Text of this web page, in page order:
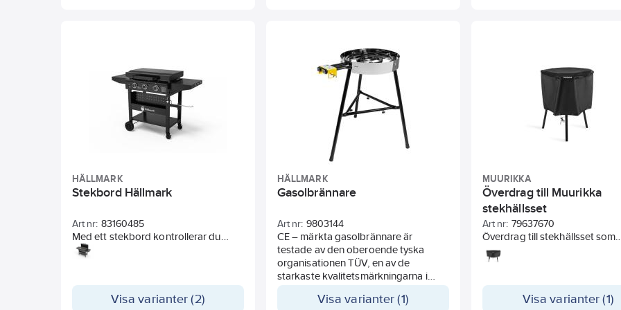
HÄLLMARK
Stekbord Hällmark
Art nr: 83160485
Med ett stekbord kontrollerar du
tillagningen på samma sätt och med
värmezoner.Visa varianter (2)
HÄLLMARK
Gasolbrännare
Art nr: 9803144
CE – märkta gasolbrännare är
testade av den oberoende tyska
organisationen TÜV, en av de
starkaste kvalitetsmärkningarna i
säker användning av produkterna.
Visa varianter (1)
MUURIKKA
Överdrag till Muurikka
stekhällsset
Art nr: 79637670
Överdrag till stekhällsset som
skyddar mot smuts och fukt.
Inkluderar praktiskt
Visa varianter (1)